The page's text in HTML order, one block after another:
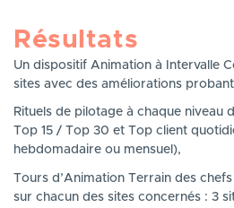
Résultats
Un dispositif Animation à Intervalle
sites avec des améliorations
Rituels de pilotage à chaque niveau
Top 15 / Top 30 et Top client
hebdomadaire ou mensuel),
Tours d’Animation Terrain des
sur chacun des sites concernés : 3